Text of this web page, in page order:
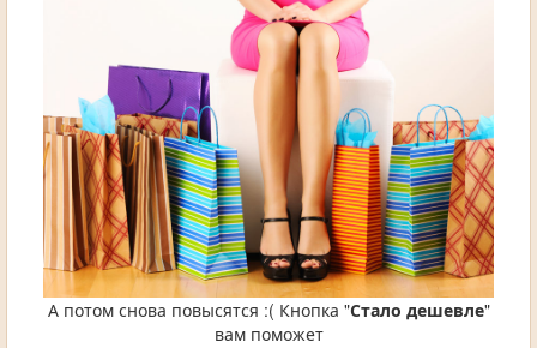
А потом снова повысятся :( Кнопка "Стало дешевле"
вам поможет